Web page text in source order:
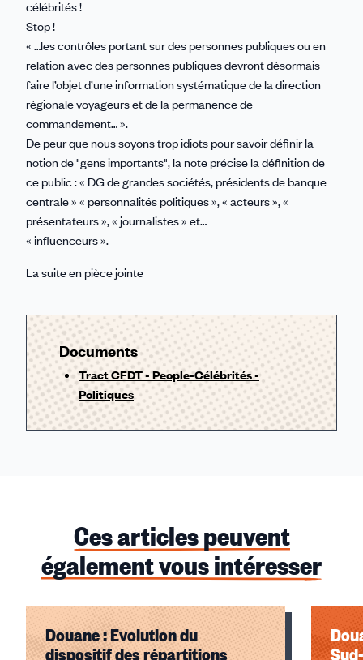
célébrités !
Stop !
« …les contrôles portant sur des personnes publiques ou en
relation avec des personnes publiques devront désormais
faire l’objet d’une information systématique de la direction
régionale voyageurs et de la permanence de
commandement… ».
De peur que nous soyons trop idiots pour savoir définir la
notion de "gens importants", la note précise la définition de
ce public : « DG de grandes sociétés, présidents de banque
centrale » « personnalités politiques », « acteurs », «
présentateurs », « journalistes » et…
« influenceurs ».
La suite en pièce jointe
Documents
Tract CFDT - People-Célébrités -
Politiques
Ces articles peuvent
également vous intéresser
Douane : Evolution du
dispositif des répartitions